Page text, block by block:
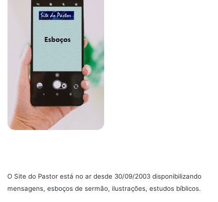
O Site do Pastor está no ar desde 30/09/2003 disponibilizando
mensagens, esboços de sermão, ilustrações, estudos bíblicos.